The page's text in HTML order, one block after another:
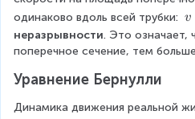
1
\
c
d
t
t
v
_
2
d
c
d
o
t
v
_
\
r
h
_
c
d
o
S
1
одинаково вдоль всей трубки: v
\
c
S
v
неразрывности. Это означает,
поперечное сечение, тем
Уравнение Бернулли
Динамика движения реальной